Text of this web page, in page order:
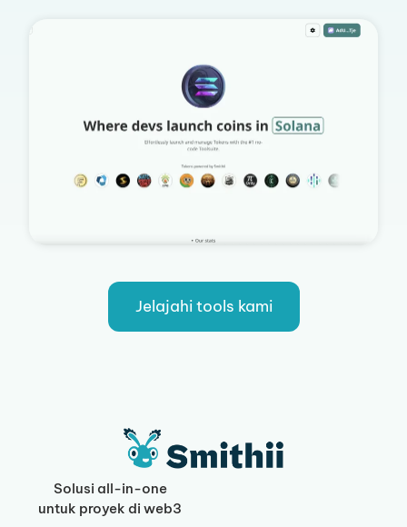
Jelajahi tools kami
Solusi all-in-one
untuk proyek di web3